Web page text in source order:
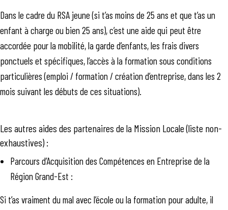
Dans le cadre du RSA jeune (si t’as moins de 25 ans et que t’as un
enfant à charge ou bien 25 ans), c’est une aide qui peut être
accordée pour la mobilité, la garde d’enfants, les frais divers
ponctuels et spécifiques, l’accès à la formation sous conditions
particulières (emploi / formation / création d’entreprise, dans les 2
mois suivant les débuts de ces situations).
Les autres aides des partenaires de la Mission Locale (liste non-
exhaustives) :
Parcours d’Acquisition des Compétences en Entreprise de la
Région Grand-Est :
Si t’as vraiment du mal avec l’école ou la formation pour adulte, il